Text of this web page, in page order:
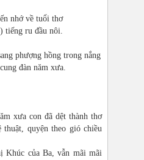
nhớ về tuổi thơ
tiếng ru đầu nôi.
phượng hồng trong nắng
đàn năm xưa.
xưa con đã dệt thành thơ
thuật, quyện theo gió chiều
Khúc của Ba, vẫn mãi mãi